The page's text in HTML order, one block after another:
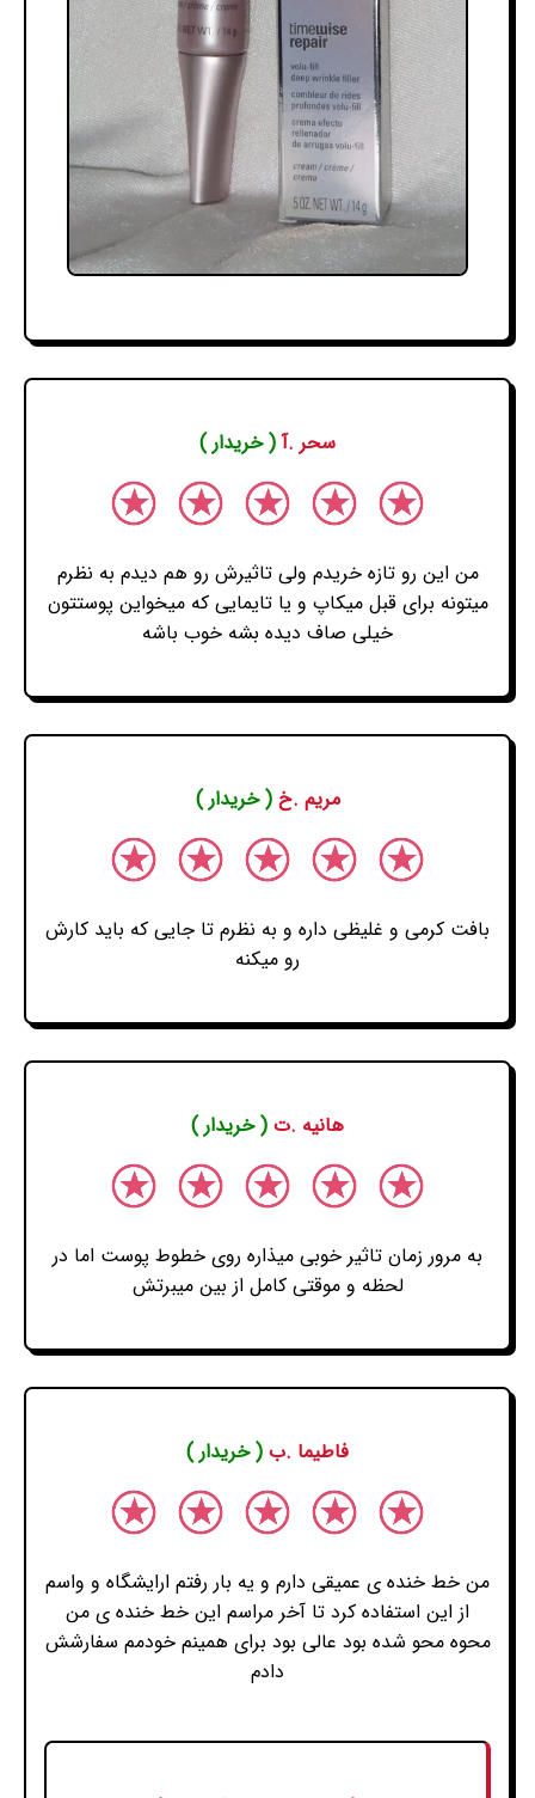
سحر .آ( خریدار )
من این رو تازه خریدم ولی تاثیرش رو هم دیدم به نظرم
میتونه برای قبل میکاپ و یا تایمایی که میخواین پوستتون
خیلی صاف دیده بشه خوب باشه
مریم .خ( خریدار )
بافت کرمی و غلیظی داره و به نظرم تا جایی که باید کارش
رو میکنه
هانیه .ت ( خریدار )
به مرور زمان تاثیر خوبی میذاره روی خطوط پوست اما در
لحظه و موقتی کامل از بین میبرتش
فاطیما .ب ( خریدار )
من خط خنده ی عمیقی دارم و یه بار رفتم ارایشگاه و واسم
از این استفاده کرد تا آخر مراسم این خط خنده ی من
محوه محو شده بود عالی بود برای همینم خودمم سفارشش
دادم